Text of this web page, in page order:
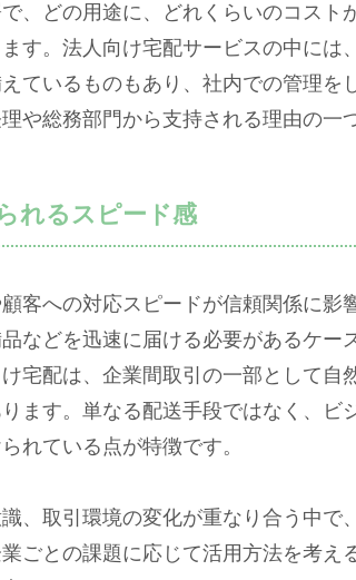
、どの用途に、どれくらいのコスト
す。法人向け宅配サービスの中には
ているものもあり、社内での管理を
や総務部門から支持される理由の一
れるスピード感
客への対応スピードが信頼関係に影
などを迅速に届ける必要があるケー
宅配は、企業間取引の一部として自
ます。単なる配送手段ではなく、ビ
れている点が特徴です。
、取引環境の変化が重なり合う中で
ごとの課題に応じて活用方法を考え